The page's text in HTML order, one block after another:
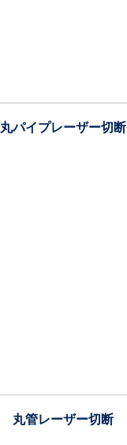
丸パイプレーザー切断
丸管レーザー切断